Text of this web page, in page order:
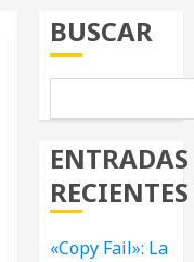
BUSCAR
ENTRADAS
RECIENTES
«Copy Fail»: La